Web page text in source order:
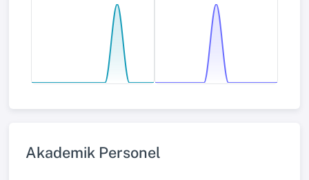
Akademik Personel